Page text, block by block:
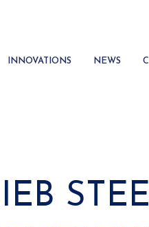
INNOVATIONS NEWS